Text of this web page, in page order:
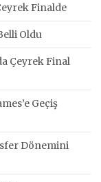
Finalde
Oldu
Çeyrek Final
Geçiş
Dönemini